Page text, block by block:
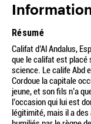
Résumé
Califat d’Al Andalus,
que le califat est placé
science. Le calife Abd
Cordoue la capitale
jeune, et son fils n’a
l’occasion qui lui est
légitimité, mais il a